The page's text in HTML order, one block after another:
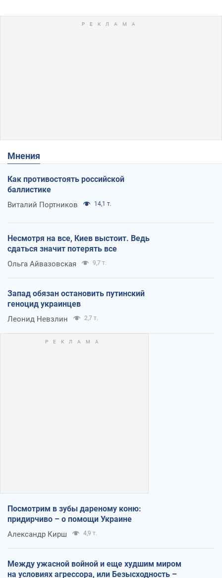
Мнения
Как противостоять российской
баллистике
Виталий Портников 14,1 т.
Несмотря на все, Киев выстоит. Ведь
сдаться значит потерять все
Ольга Айвазовская 9,7 т.
Запад обязан остановить путинский
геноцид украинцев
Леонид Невзлин 2,7 т.
Посмотрим в зубы дареному коню:
придирчиво – о помощи Украине
Александр Кирш 4,9 т.
Между ужасной войной и еще худшим миром
на условиях агрессора, или Безысходность –